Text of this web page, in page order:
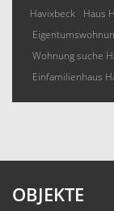
Havixbeck
Haus
Wohnung suche
Einfamilienhaus
OBJEKTE